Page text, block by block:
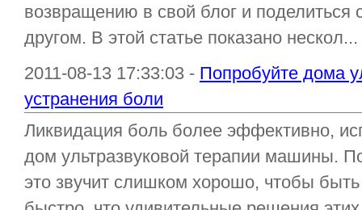
возвращению в свой блог и поделиться
другом. В этой статье показано нескол...
2011-08-13 17:33:03 - Попробуйте дома
устранения боли
Ликвидация боль более эффективно,
дом ультразвуковой терапии машины.
это звучит слишком хорошо, чтобы